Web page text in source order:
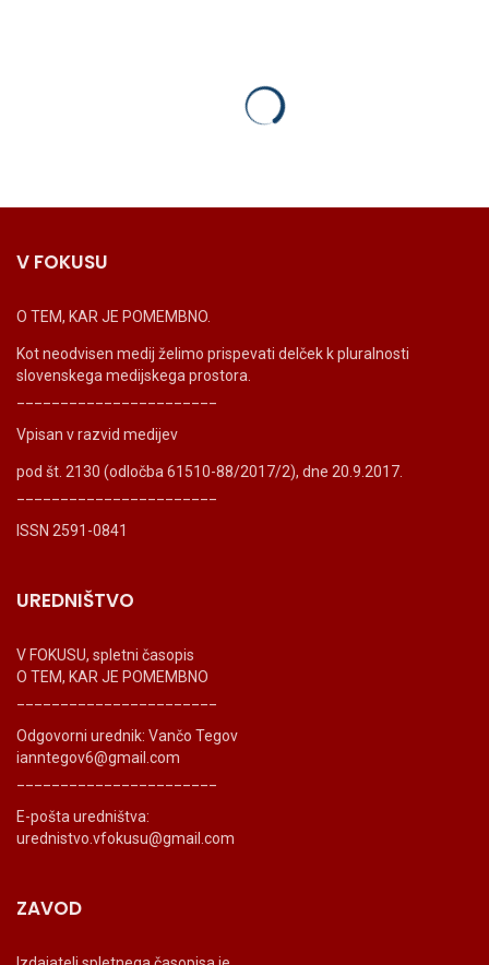
V FOKUSU
O TEM, KAR JE POMEMBNO.
Kot neodvisen medij želimo prispevati delček k pluralnosti
slovenskega medijskega prostora.
Vpisan v razvid medijev
pod št. 2130 (odločba 61510-88/2017/2), dne 20.9.2017.
ISSN 2591-0841
UREDNIŠTVO
V FOKUSU, spletni časopis
O TEM, KAR JE POMEMBNO
Odgovorni urednik: Vančo Tegov
ianntegov6@gmail.com
E-pošta uredništva:
urednistvo.vfokusu@gmail.com
ZAVOD